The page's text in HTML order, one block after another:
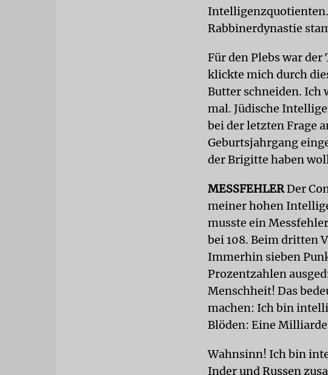
Intelligenzquotienten.
Rabbinerdynastie
Für den Plebs war
klickte mich durch
Butter schneiden. Ich
mal. Jüdische
bei der letzten Frage
Geburtsjahrgang
der Brigitte haben
MESSFEHLERDer
meiner hohen
musste ein
bei 108. Beim dritten
Immerhin sieben
Prozentzahlen
Menschheit! Das
machen: Ich bin
Blöden: Eine
Wahnsinn! Ich bin
Inder und Russen